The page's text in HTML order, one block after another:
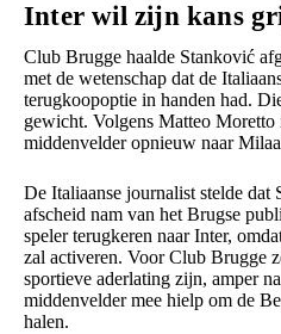
Inter wil zijn kans
Club Brugge haalde Stanković
met de wetenschap dat de
terugkoopoptie in handen had.
gewicht. Volgens Matteo
middenvelder opnieuw naar
De Italiaanse journalist stelde dat
afscheid nam van het Brugse
speler terugkeren naar Inter,
zal activeren. Voor Club Brugge
sportieve aderlating zijn, amper
middenvelder mee hielp om de
halen.